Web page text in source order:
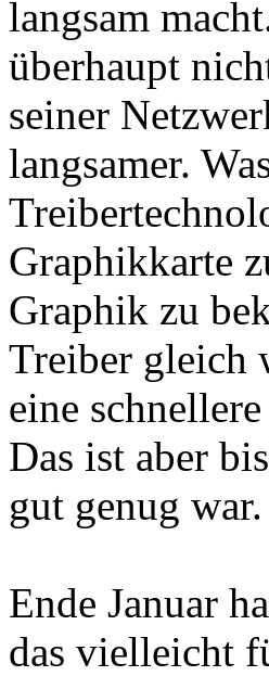
langsam
überhaupt
seiner
langsamer.
Graphikkarte
Graphik zu
Treiber gleich
eine
Das ist aber
gut genug war.
Ende Januar
das vielleicht